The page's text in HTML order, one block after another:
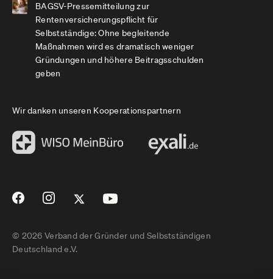
BAGSV-Pressemitteilung zur
Rentenversicherungspflicht für
Selbstständige: Ohne begleitende
Maßnahmen wird es dramatisch weniger
Gründungen und höhere Beitragsschulden
geben
Wir danken unseren Kooperationspartnern
© 2026 Verband der Gründer und Selbstständigen
Deutschland e.V.